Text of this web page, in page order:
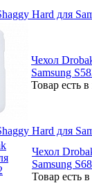
Hard для
Чехол
Samsung
Товар есть
Hard для
Чехол
Samsung
Товар есть